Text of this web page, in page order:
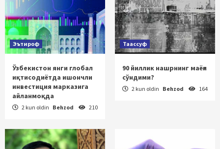
Эътироф
Ўзбекистон янги глобал
иқтисодиётда ишончли
инвестиция марказига
айланмоқда
2 kun oldin Behzod 210
Таассуф
90 йиллик нашрнинг маёғи
сўндими?
2 kun oldin Behzod 164